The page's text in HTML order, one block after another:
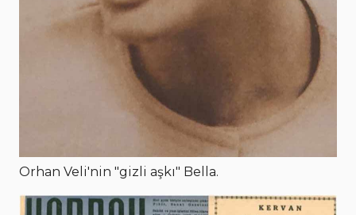
Orhan Veli'nin "gizli aşkı" Bella.